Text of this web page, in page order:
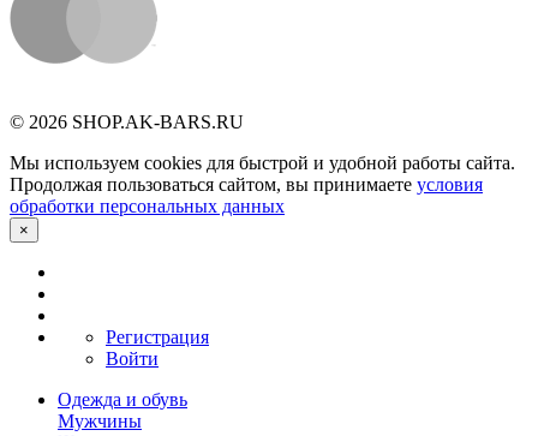
© 2026 SHOP.AK-BARS.RU
Мы используем cookies для быстрой и удобной работы сайта.
Продолжая пользоваться сайтом, вы принимаете условия
обработки персональных данных
×
Регистрация
Войти
Одежда и обувь
Мужчины